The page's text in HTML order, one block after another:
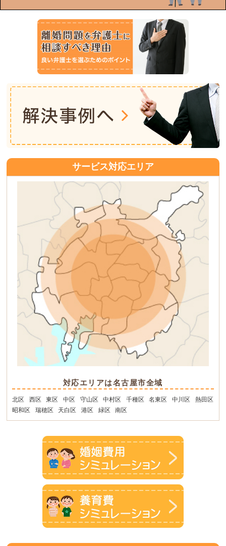
サービス対応エリア
対応エリアは名古屋市全域
北区 西区 東区 中区 守山区 中村区 千種区 名東区 中川区
熱田区
昭和区
瑞穂区 天白区 港区 緑区 南区